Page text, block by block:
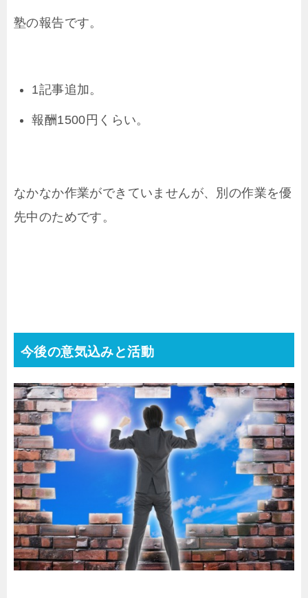
塾の報告です。
1記事追加。
報酬1500円くらい。
なかなか作業ができていませんが、別の作業を優
先中のためです。
今後の意気込みと活動